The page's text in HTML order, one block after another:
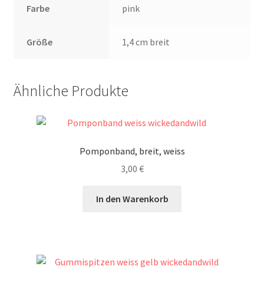
Farbe pink
Größe 1,4 cm breit
Ähnliche Produkte
Pomponband, breit, weiss
3,00 €
In den Warenkorb